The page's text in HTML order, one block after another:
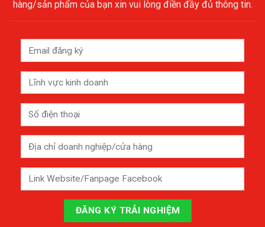
hàng/sản phẩm của bạn xin vui lòng điền đầy đủ thông tin.